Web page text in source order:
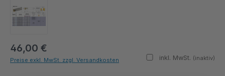
46,00 €
inkl. MwSt. (inaktiv)
Preise exkl. MwSt. zzgl. Versandkosten